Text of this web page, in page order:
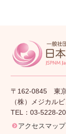
〒162-0845 東
（株）メジカル
TEL：03-5228-
アクセスマップ